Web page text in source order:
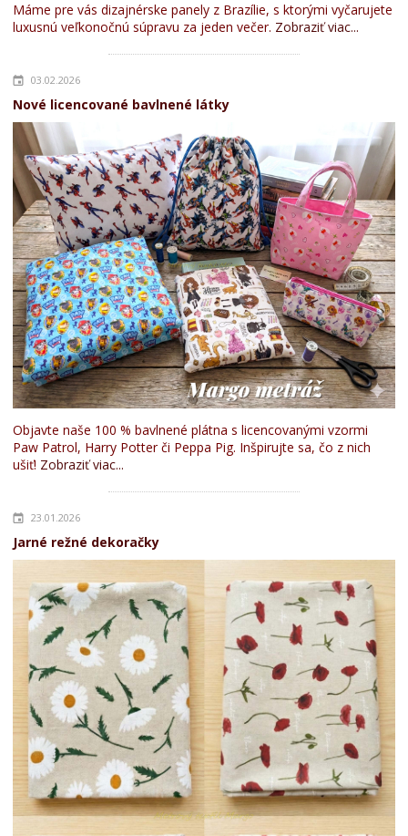
Máme pre vás dizajnérske panely z Brazílie, s ktorými vyčarujete
luxusnú veľkonočnú súpravu za jeden večer. Zobraziť viac...
03.02.2026
Nové licencované bavlnené látky
Objavte naše 100 % bavlnené plátna s licencovanými vzormi
Paw Patrol, Harry Potter či Peppa Pig. Inšpirujte sa, čo z nich
ušiť! Zobraziť viac...
23.01.2026
Jarné režné dekoračky